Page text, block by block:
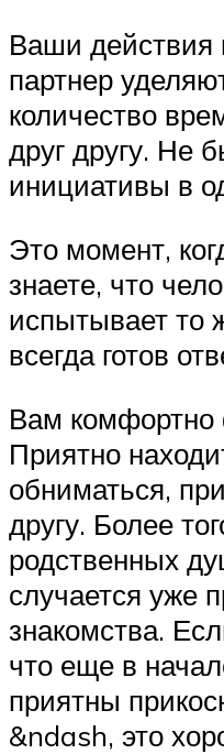
Ваши
партнер
количество
друг другу. Не
инициативы в
Это момент,
знаете, что
испытывает то
всегда готов
Вам комфортно
Приятно
обниматься,
другу. Более
родственных
случается уже
знакомства.
что еще в
приятны
&ndash, это